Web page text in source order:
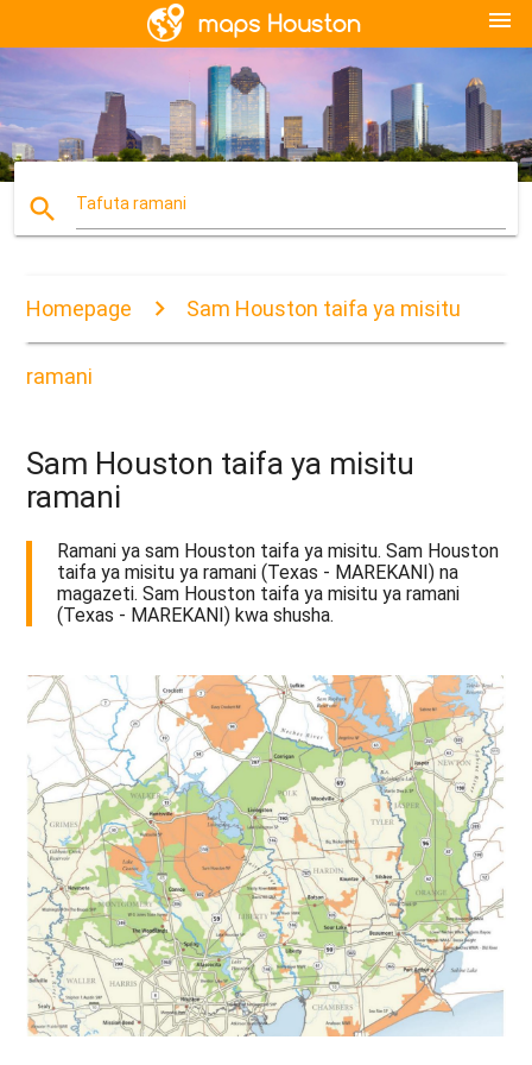
menu
search Tafuta ramani
Homepage Sam Houston taifa ya misitu
ramani
Sam Houston taifa ya misitu
ramani
Ramani ya sam Houston taifa ya misitu. Sam Houston
taifa ya misitu ya ramani (Texas - MAREKANI) na
magazeti. Sam Houston taifa ya misitu ya ramani
(Texas - MAREKANI) kwa shusha.